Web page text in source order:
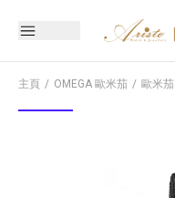
主頁 OMEGA 歐米茄 歐米茄